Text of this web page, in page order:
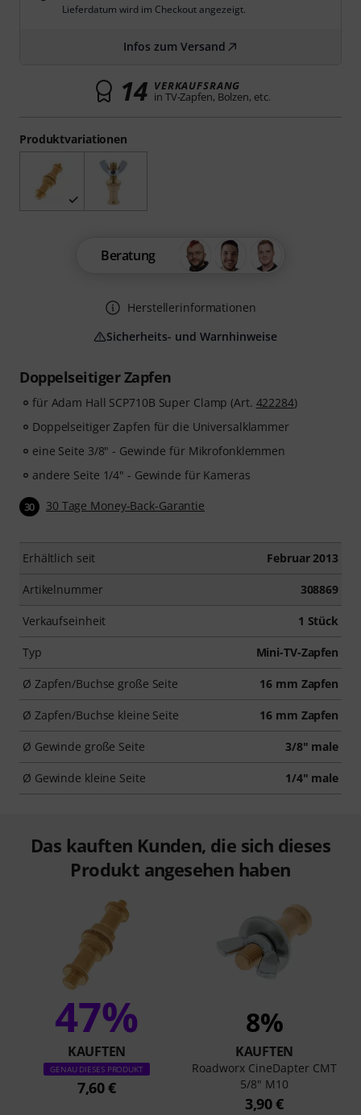
Doppelseitiger Zapfen
für Adam Hall SCP710B Super Clamp (Art. 422284)
Doppelseitiger Zapfen für die Universalklammer
eine Seite 3/8" - Gewinde für Mikrofonklemmen
andere Seite 1/4" - Gewinde für Kameras
30 30 Tage Money-Back-Garantie
Erhältlich seit Februar 2013
Artikelnummer 308869
Verkaufseinheit 1 Stück
Typ Mini-TV-Zapfen
Ø Zapfen/Buchse große Seite 16 mm Zapfen
Ø Zapfen/Buchse kleine Seite 16 mm Zapfen
Ø Gewinde große Seite 3/8" male
Ø Gewinde kleine Seite 1/4" male
Produktvariationen
Lieferdatum wird im Checkout angezeigt.
Infos zum Versand
14 VERKAUFSRANG
in TV-Zapfen, Bolzen, etc.
Beratung
Herstellerinformationen
Sicherheits- und Warnhinweise
Das kauften Kunden, die sich dieses
Produkt angesehen haben
47%
KAUFTEN
GENAU DIESES PRODUKT
7,60 €
8%
KAUFTEN
Roadworx CineDapter CMT
5/8" M10
3,90 €